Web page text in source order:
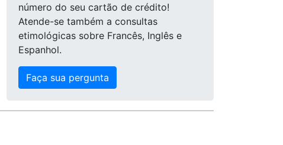
número do seu cartão de crédito!
Atende-se também a consultas
etimológicas sobre Francês, Inglês e
Espanhol.
Faça sua pergunta